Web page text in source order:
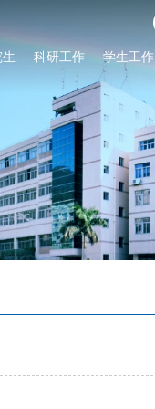
科研工作 学生工作